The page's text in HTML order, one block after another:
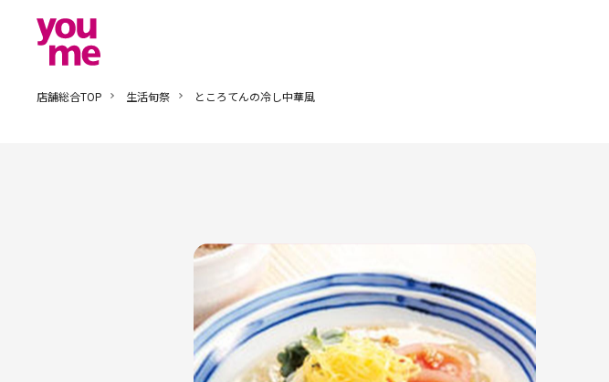
店舗総合TOP 生活旬祭 ところてんの冷し中華風